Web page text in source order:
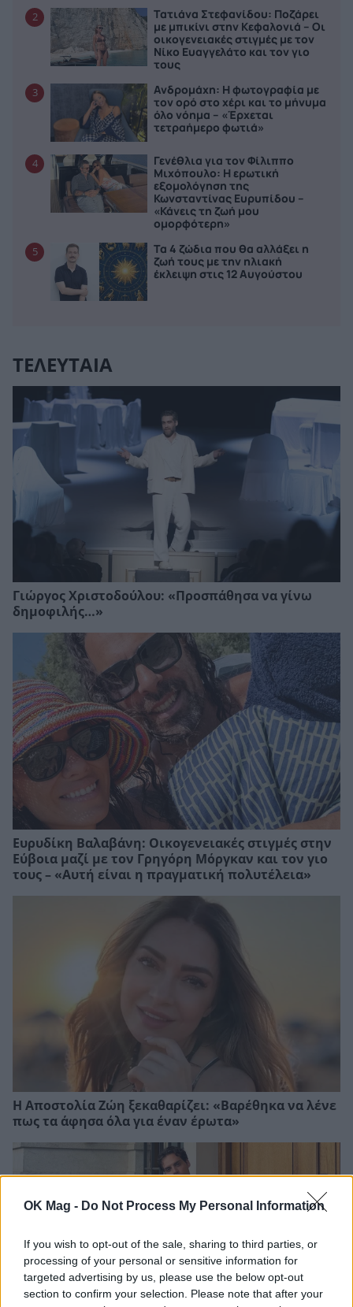
OK Mag - Do Not Process My Personal Information
If you wish to opt-out of the sale, sharing to third parties, or
processing of your personal or sensitive information for
targeted advertising by us, please use the below opt-out
section to confirm your selection. Please note that after your
2
Τατιάνα Στεφανίδου: Ποζάρει
με μπικίνι στην Κεφαλονιά – Οι
οικογενειακές στιγμές με τον
Νίκο Ευαγγελάτο και τον γιο
τους
3
Ανδρομάχη: Η φωτογραφία με
τον ορό στο χέρι και το μήνυμα
όλο νόημα – «Έρχεται
τετραήμερο φωτιά»
4
Γενέθλια για τον Φίλιππο
Μιχόπουλο: Η ερωτική
εξομολόγηση της
Κωνσταντίνας Ευρυπίδου –
«Κάνεις τη ζωή μου
ομορφότερη»
5
Τα 4 ζώδια που θα αλλάξει η
ζωή τους με την ηλιακή
έκλειψη στις 12 Αυγούστου
ΤΕΛΕΥΤΑΙΑ
Γιώργος Χριστοδούλου: «Προσπάθησα να γίνω
δημοφιλής…»
Ευρυδίκη Βαλαβάνη: Οικογενειακές στιγμές στην
Εύβοια μαζί με τον Γρηγόρη Μόργκαν και τον γιο
τους – «Αυτή είναι η πραγματική πολυτέλεια»
Η Αποστολία Ζώη ξεκαθαρίζει: «Βαρέθηκα να λένε
πως τα άφησα όλα για έναν έρωτα»